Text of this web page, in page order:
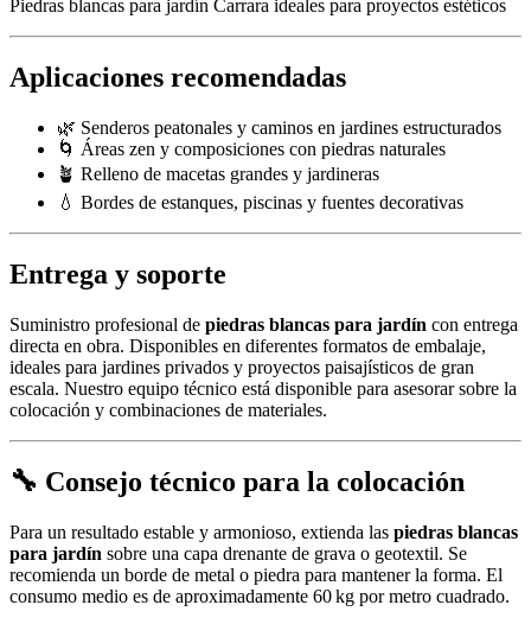
Piedras blancas para jardín Carrara ideales para proyectos estéticos
Aplicaciones recomendadas
🌿 Senderos peatonales y caminos en jardines estructurados
🌀 Áreas zen y composiciones con piedras naturales
🪴 Relleno de macetas grandes y jardineras
💧 Bordes de estanques, piscinas y fuentes decorativas
Entrega y soporte
Suministro profesional de piedras blancas para jardín con entrega
directa en obra. Disponibles en diferentes formatos de embalaje,
ideales para jardines privados y proyectos paisajísticos de gran
escala. Nuestro equipo técnico está disponible para asesorar sobre la
colocación y combinaciones de materiales.
🔧 Consejo técnico para la colocación
Para un resultado estable y armonioso, extienda las piedras blancas
para jardín sobre una capa drenante de grava o geotextil. Se
recomienda un borde de metal o piedra para mantener la forma. El
consumo medio es de aproximadamente 60 kg por metro cuadrado.